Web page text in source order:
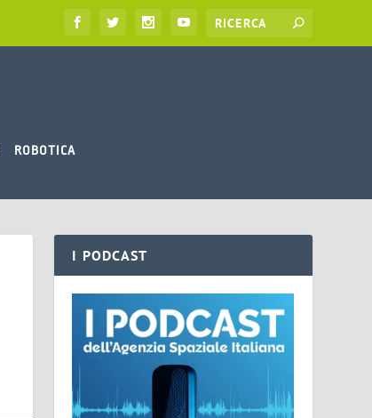
ROBOTICA
I PODCAST